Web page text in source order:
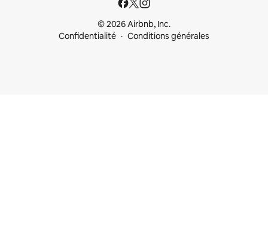
© 2026 Airbnb, Inc.
Confidentialité
Conditions générales